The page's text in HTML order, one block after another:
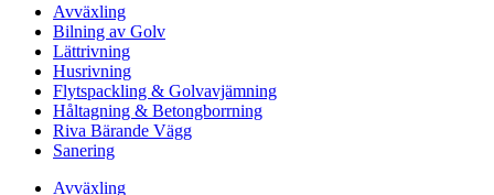
Avväxling
Bilning av Golv
Lättrivning
Husrivning
Flytspackling & Golvavjämning
Håltagning & Betongborrning
Riva Bärande Vägg
Sanering
Avväxling